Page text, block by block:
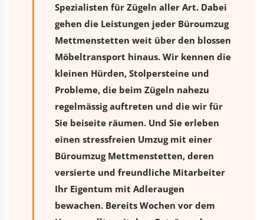
Spezialisten für Zügeln aller Art. Dabei
gehen die Leistungen jeder Büroumzug
Mettmenstetten weit über den blossen
Möbeltransport hinaus. Wir kennen die
kleinen Hürden, Stolpersteine und
Probleme, die beim Zügeln nahezu
regelmässig auftreten und die wir für
Sie beiseite räumen. Und Sie erleben
einen stressfreien Umzugmit einer
Büroumzug Mettmenstetten, deren
versierte und freundliche Mitarbeiter
Ihr Eigentum mit Adleraugen
bewachen. Bereits Wochen vor dem